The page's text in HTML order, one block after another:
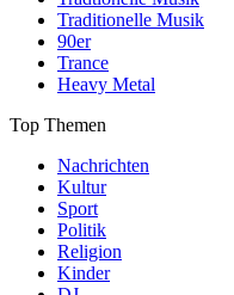
Traditionelle Musik
90er
Trance
Heavy Metal
Top Themen
Nachrichten
Kultur
Sport
Politik
Religion
Kinder